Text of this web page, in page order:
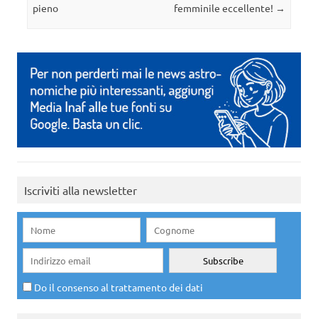
pieno
femminile eccellente! →
Iscriviti alla newsletter
Do il consenso al trattamento dei dati